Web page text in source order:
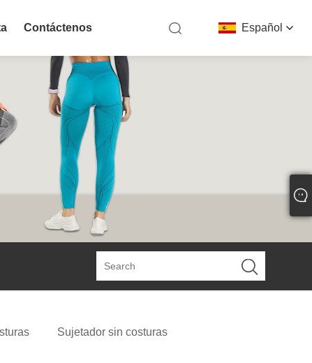
Español
Contáctenos
Sujetador sin costuras